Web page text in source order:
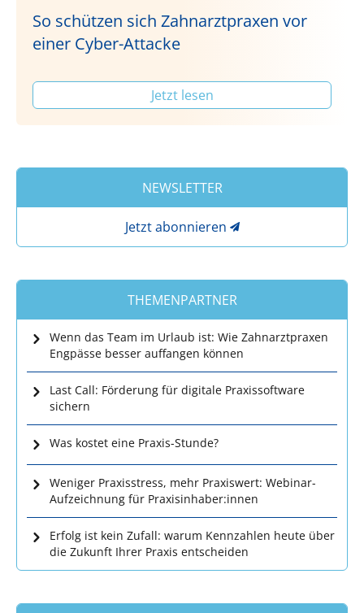
So schützen sich Zahnarztpraxen vor
einer Cyber-Attacke
Jetzt lesen
NEWSLETTER
Jetzt abonnieren
THEMENPARTNER
Wenn das Team im Urlaub ist: Wie Zahnarztpraxen
Engpässe besser auffangen können
Last Call: Förderung für digitale Praxissoftware
sichern
Was kostet eine Praxis-Stunde?
Weniger Praxisstress, mehr Praxiswert: Webinar-
Aufzeichnung für Praxisinhaber:innen
Erfolg ist kein Zufall: warum Kennzahlen heute über
die Zukunft Ihrer Praxis entscheiden